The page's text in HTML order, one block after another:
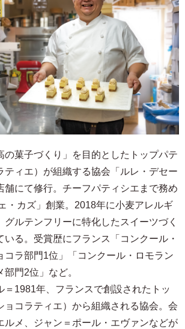
の菓子づくり」を目的としたトップパテ
ティエ）が組織する協会「ルレ・デセー
にて修行。チーフパティシエまで務め
・カズ」創業。2018年に小麦アレルギ
グルテンフリーに特化したスイーツづく
いる。受賞歴にフランス「コンクール・
ラ部門1位」「コンクール・ロモラン
門2位」など。
1981年、フランスで創設されたトッ
ョコラティエ）から組織される協会。会
ルメ、ジャン＝ポール・エヴァンなどが